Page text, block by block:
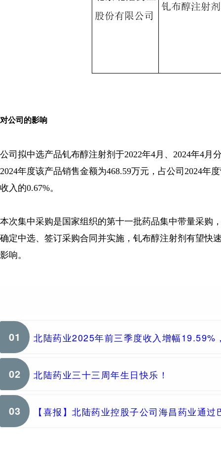
对公司的影响
公司拟中选产品钆布醇注射剂于2022年4月、2024年4
2024年度该产品销售金额为468.59万元，占公司2024年
收入的0.67%。
本次集中采购是国家组织的第十一批药品集中带量采购
确定中选、签订采购合同并实施，钆布醇注射剂有望快
影响。
01 北陆药业2025年前三季度收入增幅19.59%
02 北陆药业三十三周年生日快乐！
03 【喜报】北陆药业控股子公司海昌药业通